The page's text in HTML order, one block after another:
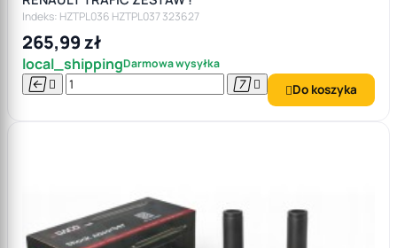
Indeks: HZTPL036 HZTPL037 323627
265,99 zł
local_shippingDarmowa wysyłka
    Do koszyka